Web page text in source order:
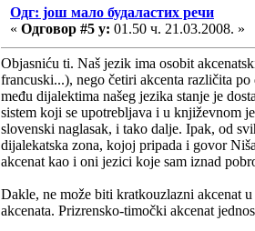
Одг: још мало будаластих речи
« Одговор #5 у: 01.50 ч. 21.03.2008. »
Objasniću ti. Naš jezik ima osobit
francuski...), nego četiri akcenta različita
među dijalektima našeg jezika stanje je
sistem koji se upotrebljava i u književnom
slovenski naglasak, i tako dalje. Ipak, od
dijalekatska zona, kojoj pripada i govor
akcenat kao i oni jezici koje sam iznad
Dakle, ne može biti kratkouzlazni akcenat
akcenata. Prizrensko-timočki akcenat